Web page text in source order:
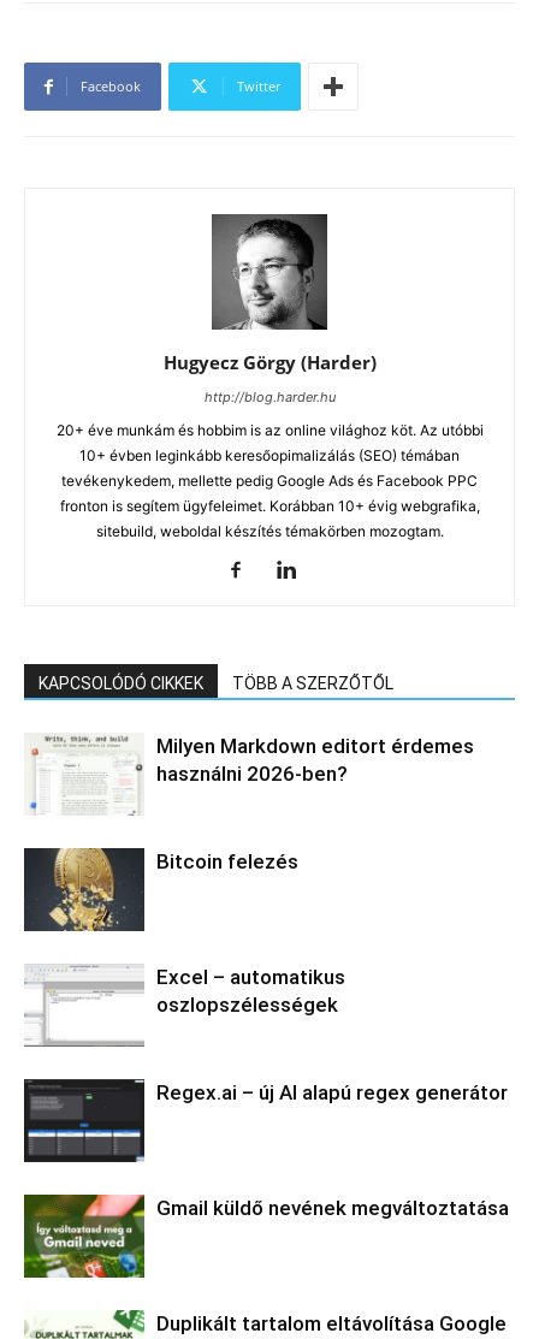
Facebook Twitter
Hugyecz Görgy (Harder)
http://blog.harder.hu
20+ éve munkám és hobbim is az online világhoz köt. Az utóbbi
10+ évben leginkább keresőopimalizálás (SEO) témában
tevékenykedem, mellette pedig Google Ads és Facebook PPC
fronton is segítem ügyfeleimet. Korábban 10+ évig webgrafika,
sitebuild, weboldal készítés témakörben mozogtam.
KAPCSOLÓDÓ CIKKEK TÖBB A SZERZŐTŐL
Milyen Markdown editort érdemes
használni 2026-ben?
Bitcoin felezés
Excel – automatikus
oszlopszélességek
Regex.ai – új AI alapú regex generátor
Gmail küldő nevének megváltoztatása
Duplikált tartalom eltávolítása Google